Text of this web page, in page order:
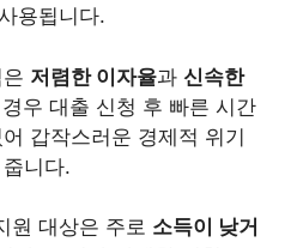
용됩니다.
저렴한 이자율과 신속한
우 대출 신청 후 빠른 시간
갑작스러운 경제적 위기
니다.
원 대상은 주로 소득이 낮거